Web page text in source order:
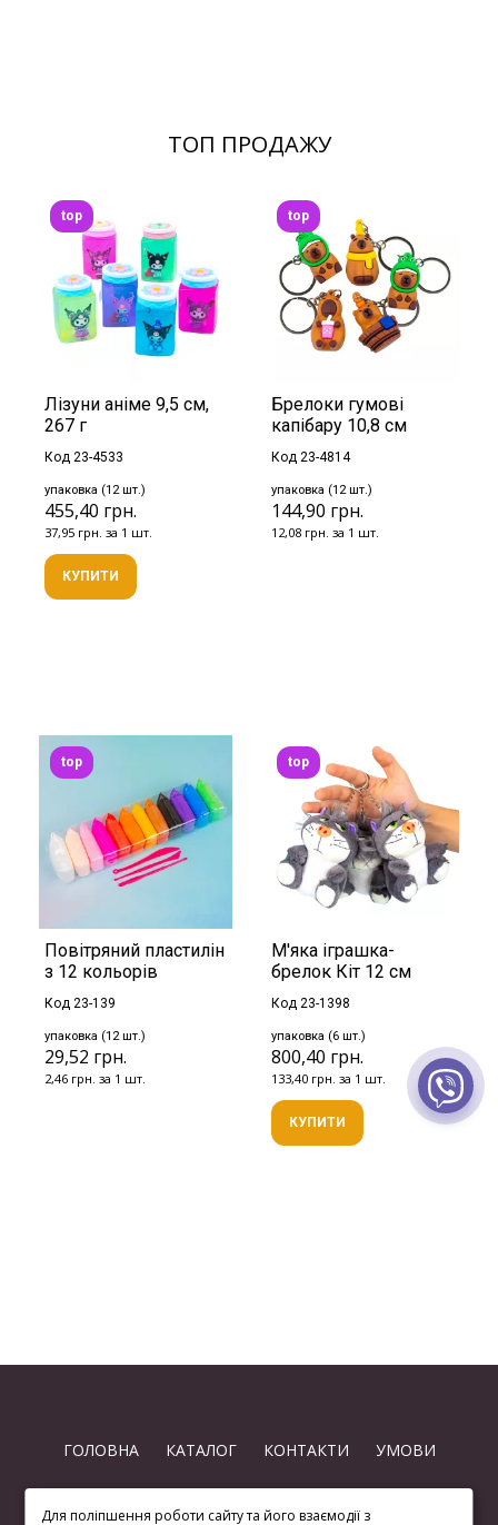
ТОП ПРОДАЖУ
Лізуни аніме 9,5 см,
267 г
Код 23-4533
упаковка (12 шт.)
455,40 грн.
37,95 грн. за 1 шт.
top
КУПИТИ
Брелоки гумові
капібару 10,8 см
Код 23-4814
упаковка (12 шт.)
144,90 грн.
12,08 грн. за 1 шт.
top
Повітряний пластилін
з 12 кольорів
Код 23-139
упаковка (12 шт.)
29,52 грн.
2,46 грн. за 1 шт.
top
М'яка іграшка-
брелок Кіт 12 см
Код 23-1398
упаковка (6 шт.)
800,40 грн.
133,40 грн. за 1 шт.
top
КУПИТИ
ГОЛОВНА КАТАЛОГ КОНТАКТИ УМОВИ
Для поліпшення роботи сайту та його взаємодії з